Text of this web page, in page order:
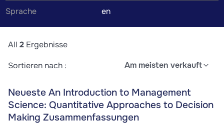
Wenn du die Zusammenfassung findest, die perfekt zu
Sprache
en
All 2 Ergebnisse
Sortieren nach :
Am meisten verkauft
Neueste An Introduction to Management
Science: Quantitative Approaches to Decision
Making Zusammenfassungen